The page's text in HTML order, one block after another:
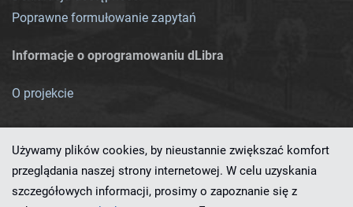
Poprawne formułowanie zapytań
Informacje o oprogramowaniu dLibra
O projekcie
Używamy plików cookies, by nieustannie zwiększać komfort
przeglądania naszej strony internetowej. W celu uzyskania
szczegółowych informacji, prosimy o zapoznanie się z